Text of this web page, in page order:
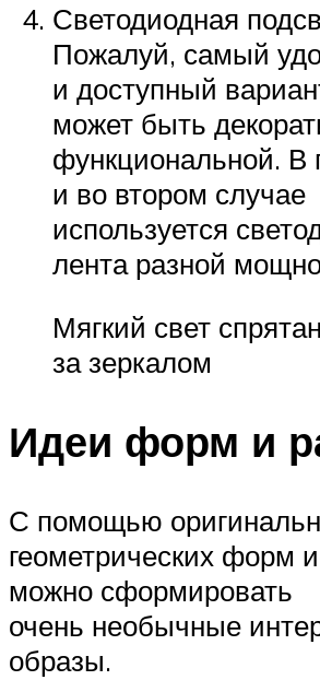
Светодиодная
Пожалуй, самый
и доступный
может быть
функциональной. В
и во втором случае
используется
лента разной
Мягкий свет спрятан
за зеркалом
Идеи форм и
С помощью
геометрических форм
можно сформировать
очень необычные
образы.